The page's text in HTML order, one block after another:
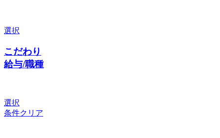
選択
こだわり
給与/職種
選択
条件クリア